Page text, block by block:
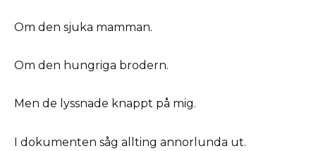
Om den sjuka mamman.
Om den hungriga brodern.
Men de lyssnade knappt på mig.
I dokumenten såg allting annorlunda ut.